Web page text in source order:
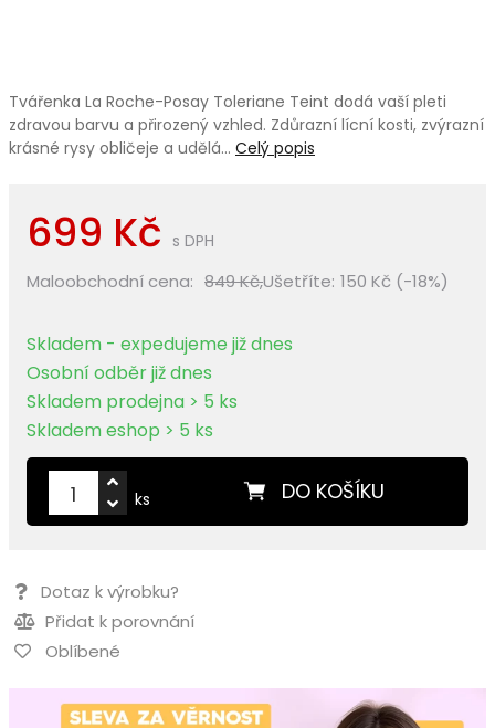
Tvářenka La Roche-Posay Toleriane Teint dodá vaší pleti
zdravou barvu a přirozený vzhled. Zdůrazní lícní kosti, zvýrazní
krásné rysy obličeje a udělá… Celý popis
699 Kč s DPH
Maloobchodní cena: 849 Kč,Ušetříte: 150 Kč (-18%)
Skladem - expedujeme již dnes
Osobní odběr již dnes
Skladem prodejna > 5 ks
Skladem eshop > 5 ks
DO KOŠÍKU
ks
Dotaz k výrobku?
Přidat k porovnání
Oblíbené